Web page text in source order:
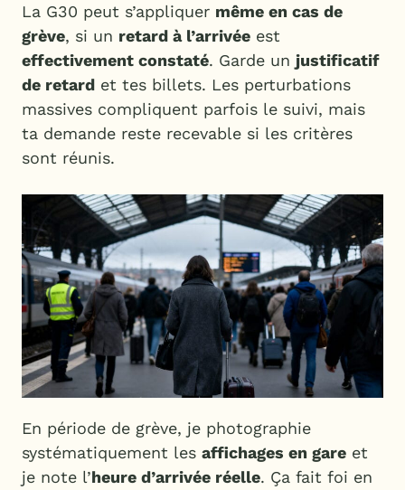
La G30 peut s’appliquer même en cas de
grève, si un retard à l’arrivée est
effectivement constaté. Garde un justificatif
de retard et tes billets. Les perturbations
massives compliquent parfois le suivi, mais
ta demande reste recevable si les critères
sont réunis.
En période de grève, je photographie
systématiquement les affichages en gare et
je note l’heure d’arrivée réelle. Ça fait foi en